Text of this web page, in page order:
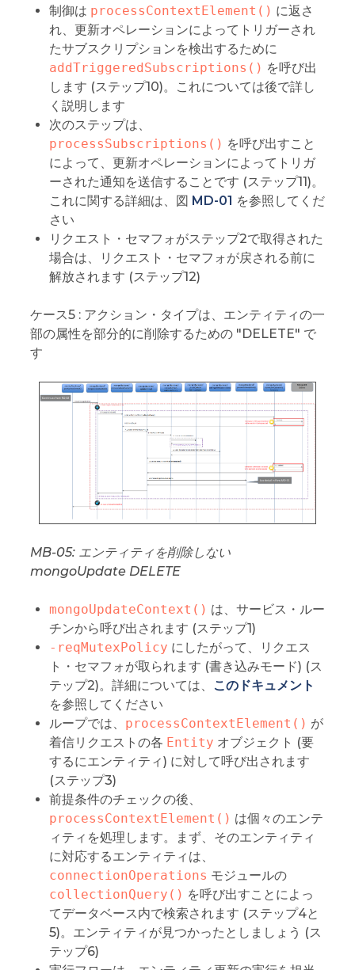
制御は processContextElement() に返さ
れ、更新オペレーションによってトリガーされ
たサブスクリプションを検出するために
addTriggeredSubscriptions() を呼び出
します (ステップ10)。これについては後で詳し
く説明します
次のステップは、
processSubscriptions() を呼び出すこと
によって、更新オペレーションによってトリガ
ーされた通知を送信することです (ステップ11)。
これに関する詳細は、図 MD-01 を参照してくだ
さい
リクエスト・セマフォがステップ2で取得された
場合は、リクエスト・セマフォが戻される前に
解放されます (ステップ12)
ケース5 : アクション・タイプは、エンティティの一
部の属性を部分的に削除するための "DELETE" で
す
MB-05: エンティティを削除しない
mongoUpdate DELETE
mongoUpdateContext() は、サービス・ルー
チンから呼び出されます (ステップ1)
-reqMutexPolicy にしたがって、リクエス
ト・セマフォが取られます (書き込みモード) (ス
テップ2)。詳細については、
このドキュメント
を参照してください
ループでは、 processContextElement() が
着信リクエストの各 Entity オブジェクト (要
するにエンティティ) に対して呼び出されます
(ステップ3)
前提条件のチェックの後、
processContextElement() は個々のエンテ
ィティを処理します。まず、そのエンティティ
に対応するエンティティは、
connectionOperations モジュールの
collectionQuery() を呼び出すことによっ
てデータベース内で検索されます (ステップ4と
5)。エンティティが見つかったとしましょう (ス
テップ6)